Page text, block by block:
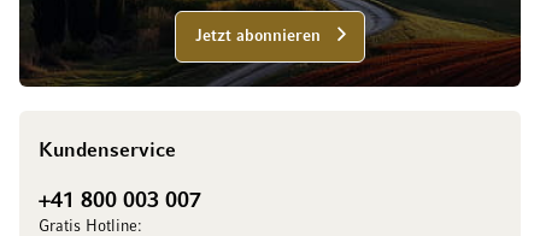
Jetzt abonnieren
Kundenservice
+41 800 003 007
Gratis Hotline: